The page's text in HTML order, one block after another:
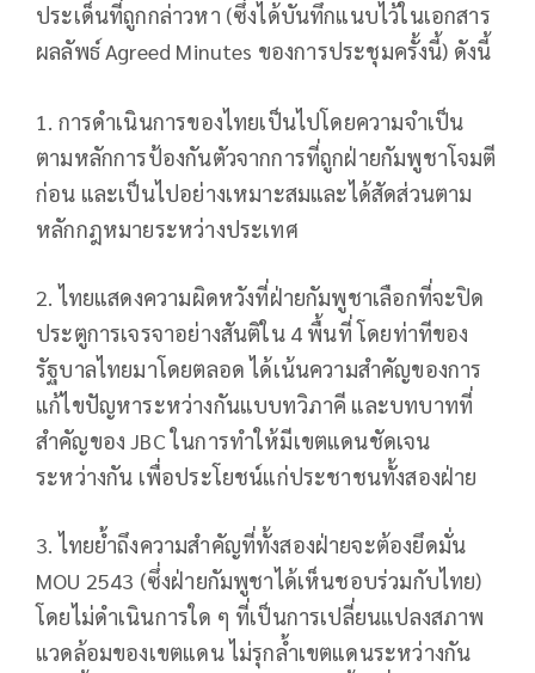
ประเด็นที่ถูกกล่าวหา (ซึ่งได้บันทึกแนบไว้ในเอกสาร
ผลลัพธ์ Agreed Minutes ของการประชุมครั้งนี้) ดังนี้
1. การดำเนินการของไทยเป็นไปโดยความจำเป็น
ตามหลักการป้องกันตัวจากการที่ถูกฝ่ายกัมพูชาโจมตี
ก่อน และเป็นไปอย่างเหมาะสมและได้สัดส่วนตาม
หลักกฎหมายระหว่างประเทศ
2. ไทยแสดงความผิดหวังที่ฝ่ายกัมพูชาเลือกที่จะปิด
ประตูการเจรจาอย่างสันติใน 4 พื้นที่ โดยท่าทีของ
รัฐบาลไทยมาโดยตลอด ได้เน้นความสำคัญของการ
แก้ไขปัญหาระหว่างกันแบบทวิภาคี และบทบาทที่
สำคัญของ JBC ในการทำให้มีเขตแดนชัดเจน
ระหว่างกัน เพื่อประโยชน์แก่ประชาชนทั้งสองฝ่าย
3. ไทยย้ำถึงความสำคัญที่ทั้งสองฝ่ายจะต้องยึดมั่น
MOU 2543 (ซึ่งฝ่ายกัมพูชาได้เห็นชอบร่วมกับไทย)
โดยไม่ดำเนินการใด ๆ ที่เป็นการเปลี่ยนแปลงสภาพ
แวดล้อมของเขตแดน ไม่รุกล้ำเขตแดนระหว่างกัน